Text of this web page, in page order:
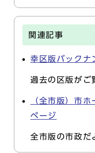
関連記事
幸区版バックナ
過去の区版がご
（全市版）市
ページ
全市版の市政だ